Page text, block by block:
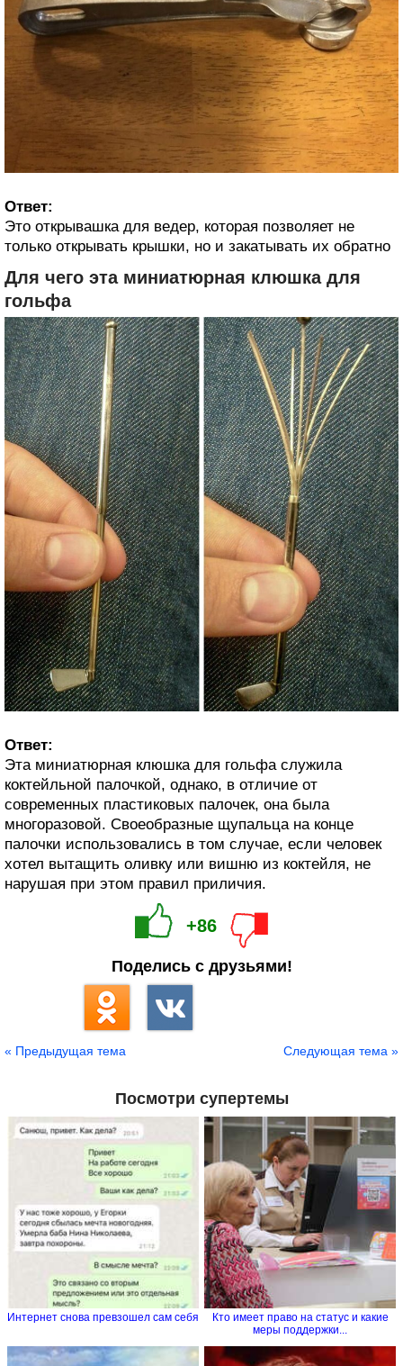
Ответ:
Это открывашка для ведер, которая позволяет не
только открывать крышки, но и закатывать их обратно
Для чего эта миниатюрная клюшка для
гольфа
Ответ:
Эта миниатюрная клюшка для гольфа служила
коктейльной палочкой, однако, в отличие от
современных пластиковых палочек, она была
многоразовой. Своеобразные щупальца на конце
палочки использовались в том случае, если человек
хотел вытащить оливку или вишню из коктейля, не
нарушая при этом правил приличия.
+86
Поделись с друзьями!
« Предыдущая тема Следующая тема »
Посмотри супертемы
Интернет снова превзошел сам себя
Кто имеет право на статус и какие
меры поддержки...